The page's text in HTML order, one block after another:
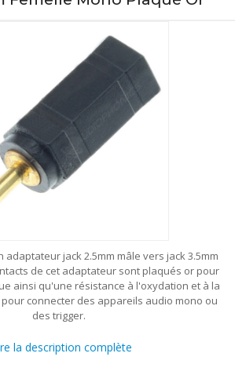
adaptateur jack 2.5mm mâle vers jack 3.5mm
de cet adaptateur sont plaqués or pour
ainsi qu'une résistance à l'oxydation et à la
connecter des appareils audio mono ou
des trigger.
la description complète